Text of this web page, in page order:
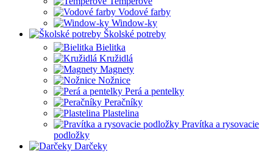
Vodové farby
Window-ky
Školské potreby
Bielitka
Kružidlá
Magnety
Nožnice
Perá a pentelky
Peračníky
Plastelina
Pravítka a rysovacie
podložky
Darčeky